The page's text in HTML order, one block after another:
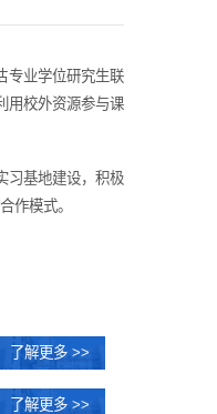
专业学位研究生联
用校外资源参与课
习基地建设，积极
作模式。
了解更多 >>
了解更多 >>